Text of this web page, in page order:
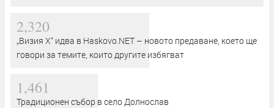
2,320
„Визия Х“ идва в Haskovo.NET – новото предаване, което ще
говори за темите, които другите избягват
1,461
Традиционен събор в село Долнослав